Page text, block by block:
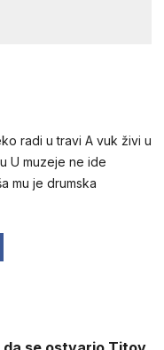
radi u travi A vuk živi u
U muzeje ne ide
mu je drumska